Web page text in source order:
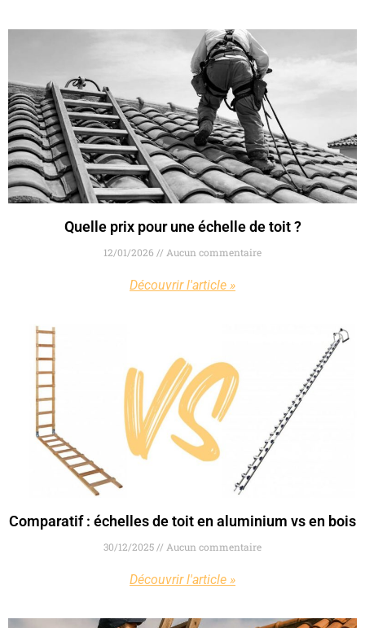
Quelle prix pour une échelle de toit ?
12/01/2026 Aucun commentaire
Découvrir l'article »
Comparatif : échelles de toit en aluminium vs en bois
30/12/2025 Aucun commentaire
Découvrir l'article »